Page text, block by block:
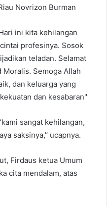
Novrizon Burman
ini kita kehilangan
profesinya. Sosok
teladan. Selamat
Moralis. Semoga Allah
dan keluarga yang
dan kesabaran"
sangat kehilangan,
saksinya,’’ ucapnya.
Firdaus ketua Umum
cita mendalam, atas